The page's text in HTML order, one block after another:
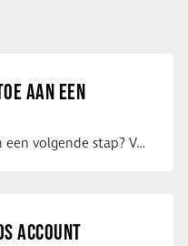
AAN EEN
Ben jij optometrist en toe aan een volgende stap? Voor een optiekketen is Eye …
ACCOUNT